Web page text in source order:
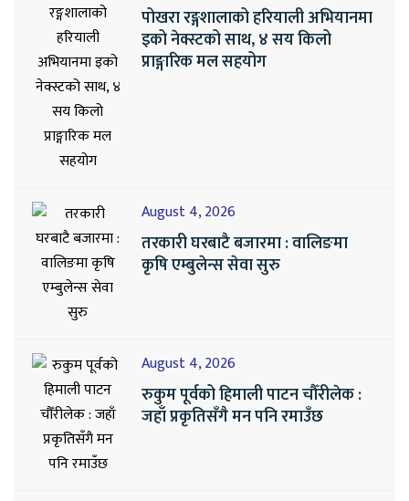
पोखरा रङ्गशालाको हरियाली अभियानमा
इको नेक्स्टको साथ, ४ सय किलो
प्राङ्गारिक मल सहयोग
August 4, 2026
तरकारी घरबाटै बजारमा : वालिङमा
कृषि एम्बुलेन्स सेवा सुरु
August 4, 2026
रुकुम पूर्वको हिमाली पाटन चौँरीलेक :
जहाँ प्रकृतिसँगै मन पनि रमाउँछ